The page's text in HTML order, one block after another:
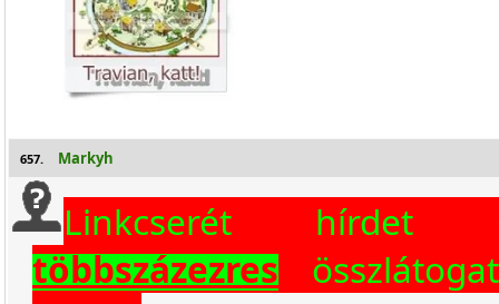
657. Markyh
Linkcserét hírdet
többszázezres